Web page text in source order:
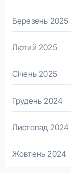
Березень 2025
Лютий 2025
Січень 2025
Грудень 2024
Листопад 2024
Жовтень 2024